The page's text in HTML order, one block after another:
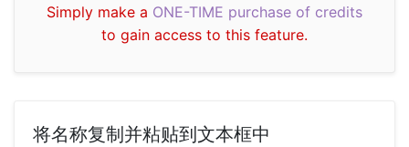
Simply make a ONE-TIME purchase of credits
to gain access to this feature.
将名称复制并粘贴到文本框中